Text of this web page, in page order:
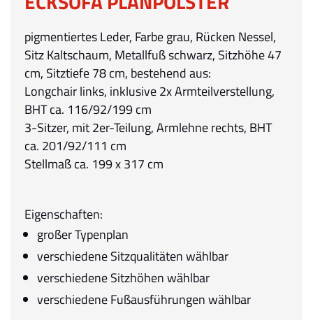
pigmentiertes Leder, Farbe grau, Rücken Nessel,
Sitz Kaltschaum, Metallfuß schwarz, Sitzhöhe 47
cm, Sitztiefe 78 cm, bestehend aus:
Longchair links, inklusive 2x Armteilverstellung,
BHT ca. 116/92/199 cm
3-Sitzer, mit 2er-Teilung, Armlehne rechts, BHT
ca. 201/92/111 cm
Stellmaß ca. 199 x 317 cm
Eigenschaften:
großer Typenplan
verschiedene Sitzqualitäten wählbar
verschiedene Sitzhöhen wählbar
verschiedene Fußausführungen wählbar